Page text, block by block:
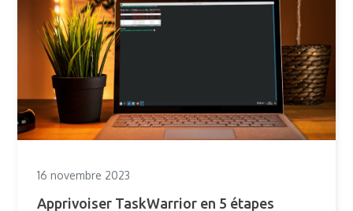
16 novembre 2023
Apprivoiser TaskWarrior en 5 étapes